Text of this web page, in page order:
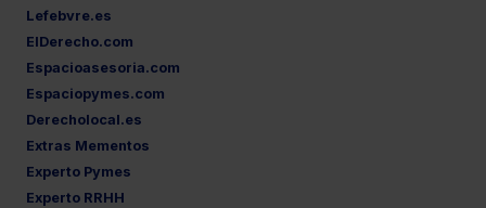
Lefebvre.es
ElDerecho.com
Espacioasesoria.com
Espaciopymes.com
Derecholocal.es
Extras Mementos
Experto Pymes
Experto RRHH